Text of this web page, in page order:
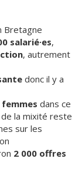
Bretagne
salarié·es,
, autrement
donc il y a
femmes dans ce
la mixité reste
sur les
2 000 offres